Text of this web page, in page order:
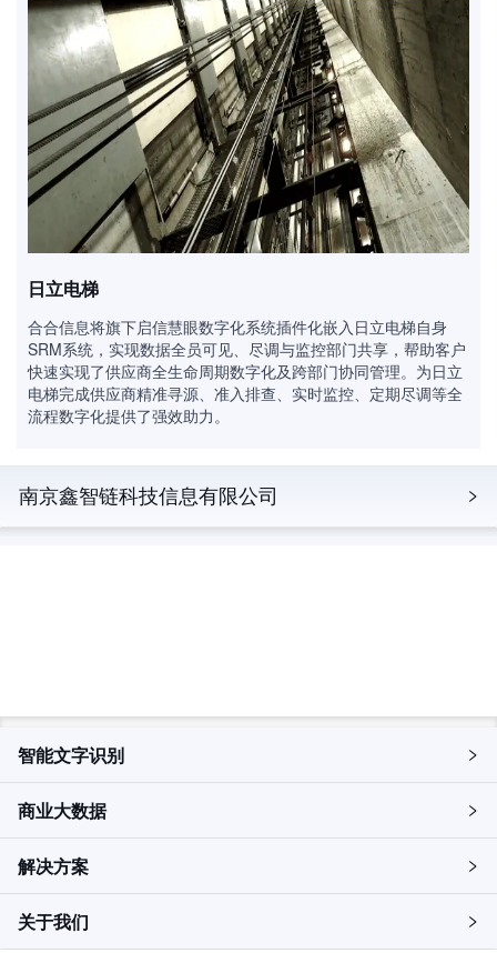
日立电梯
合合信息将旗下启信慧眼数字化系统插件化嵌入日立电梯自身
SRM系统，实现数据全员可见、尽调与监控部门共享，帮助客户
快速实现了供应商全生命周期数字化及跨部门协同管理。为日立
电梯完成供应商精准寻源、准入排查、实时监控、定期尽调等全
流程数字化提供了强效助力。
南京鑫智链科技信息有限公司
智能文字识别
商业大数据
解决方案
关于我们